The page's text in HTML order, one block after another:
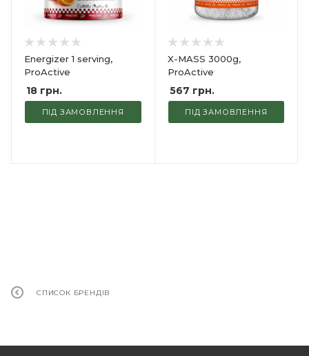
Energizer 1 serving,
ProActive
18 грн.
ПІД ЗАМОВЛЕННЯ
X-MASS 3000g,
ProActive
567 грн.
ПІД ЗАМОВЛЕННЯ
СПИСОК БРЕНДІВ